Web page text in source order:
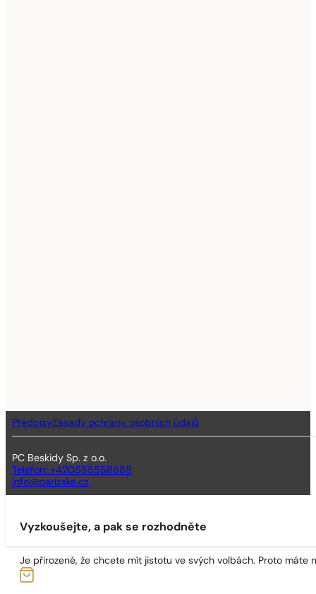
PředpisyZásady ochrany osobních údajů
PC Beskidy Sp. z o.o.
Telefon: +420555558888
info@parizske.cz
Vyzkoušejte, a pak se rozhodněte
Je přirozené, že chcete mít jistotu ve svých volbách. Proto máte